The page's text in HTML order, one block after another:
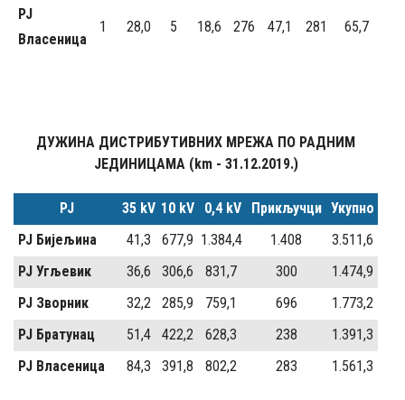
РЈ
Власеница
1 28,0 5 18,6 276 47,1 281 65,7
ДУЖИНА ДИСТРИБУТИВНИХ МРЕЖА ПО РАДНИМ
ЈЕДИНИЦАМА (km - 31.12.2019.)
РЈ 35 kV 10 kV 0,4 kV Прикључци Укупно
РЈ Бијељина
41,3 677,9 1.384,4 1.408
3.511,6
РЈ Угљевик
36,6 306,6 831,7 300
1.474,9
РЈ Зворник
32,2 285,9 759,1 696
1.773,2
РЈ Братунац
51,4 422,2 628,3 238
1.391,3
РЈ Власеница
84,3 391,8 802,2 283 1.561,3